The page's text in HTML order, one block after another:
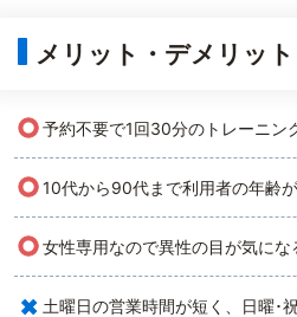
メリット・デメリット
○予約不要で1回30分のトレーニン
○10代から90代まで利用者の年齢
○女性専用なので異性の目が気に
× 土曜日の営業時間が短く、日曜･